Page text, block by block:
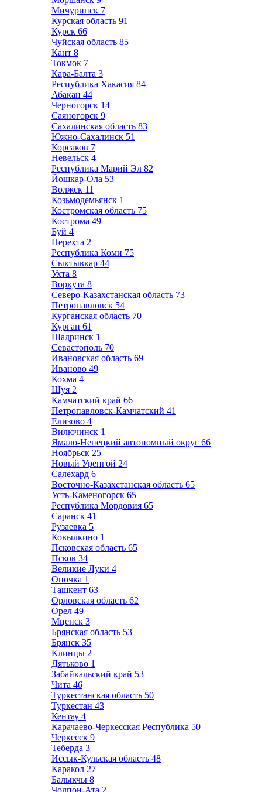
Мичуринск 7
Курская область 91
Курск 66
Чуйская область 85
Кант 8
Токмок 7
Кара-Балта 3
Республика Хакасия 84
Абакан 44
Черногорск 14
Саяногорск 9
Сахалинская область 83
Южно-Сахалинск 51
Корсаков 7
Невельск 4
Республика Марий Эл 82
Йошкар-Ола 53
Волжск 11
Козьмодемьянск 1
Костромская область 75
Кострома 49
Буй 4
Нерехта 2
Республика Коми 75
Сыктывкар 44
Ухта 8
Воркута 8
Северо-Казахстанская область 73
Петропавловск 54
Курганская область 70
Курган 61
Шадринск 1
Севастополь 70
Ивановская область 69
Иваново 49
Кохма 4
Шуя 2
Камчатский край 66
Петропавловск-Камчатский 41
Елизово 4
Вилючинск 1
Ямало-Ненецкий автономный округ 66
Ноябрьск 25
Новый Уренгой 24
Салехард 6
Восточно-Казахстанская область 65
Усть-Каменогорск 65
Республика Мордовия 65
Саранск 41
Рузаевка 5
Ковылкино 1
Псковская область 65
Псков 34
Великие Луки 4
Опочка 1
Ташкент 63
Орловская область 62
Орел 49
Мценск 3
Брянская область 53
Брянск 35
Клинцы 2
Дятьково 1
Забайкальский край 53
Чита 46
Туркестанская область 50
Туркестан 43
Кентау 4
Карачаево-Черкесская Республика 50
Черкесск 9
Теберда 3
Иссык-Кульская область 48
Каракол 27
Балыкчы 8
Чолпон-Ата 2